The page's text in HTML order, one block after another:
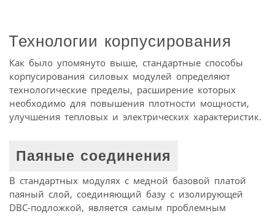
Технологии корпусирования
Как было упомянуто выше, стандартные способы
корпусирования силовых модулей определяют
технологические пределы, расширение которых
необходимо для повышения плотности мощности,
улучшения тепловых и электрических характеристик.
Паяные соединения
В стандартных модулях с медной базовой платой
паяный слой, соединяющий базу с изолирующей
DBC-подложкой, является самым проблемным